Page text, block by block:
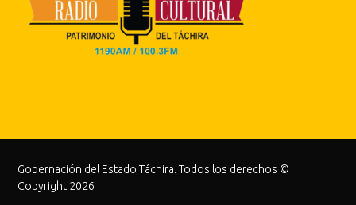
Gobernación del Estado Táchira. Todos los derechos ©
Copyright 2026